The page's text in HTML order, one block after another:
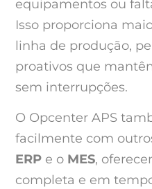
equipamentos ou
Isso proporciona
linha de produção,
proativos que
sem interrupções.
O Opcenter APS
facilmente com
ERP e o MES,
completa e em